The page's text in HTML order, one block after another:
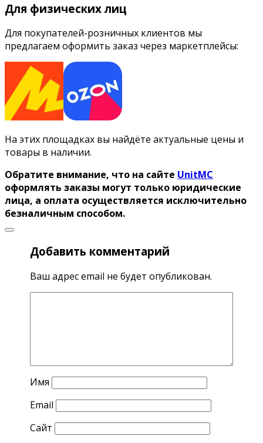
Для физических лиц
Для покупателей-розничных клиентов мы
предлагаем оформить заказ через маркетплейсы:
На этих площадках вы найдёте актуальные цены и
товары в наличии.
Обратите внимание, что на сайте UnitMC
оформлять заказы могут только юридические
лица, а оплата осуществляется исключительно
безналичным способом.
Добавить комментарий
Ваш адрес email не будет опубликован.
Имя
Email
Сайт